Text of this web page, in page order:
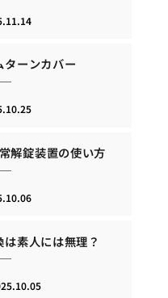
ターンカバー
解錠装置の使い方
素人には無理？